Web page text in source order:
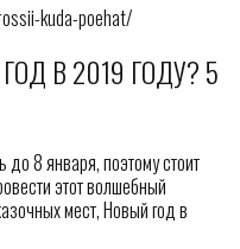
kuda-poehat/
В 2019 ГОДУ? 5
8 января, поэтому стоит
этот волшебный
мест, Новый год в